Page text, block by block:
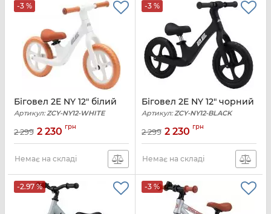
-3 %
Біговел 2E NY 12" білий
Артикул: ZCY-NY12-WHITE
2 299 2 230 грн
Немає на складі
-3 %
Біговел 2E NY 12" чорний
Артикул: ZCY-NY12-BLACK
2 299 2 230 грн
Немає на складі
-2.97 % -3 %